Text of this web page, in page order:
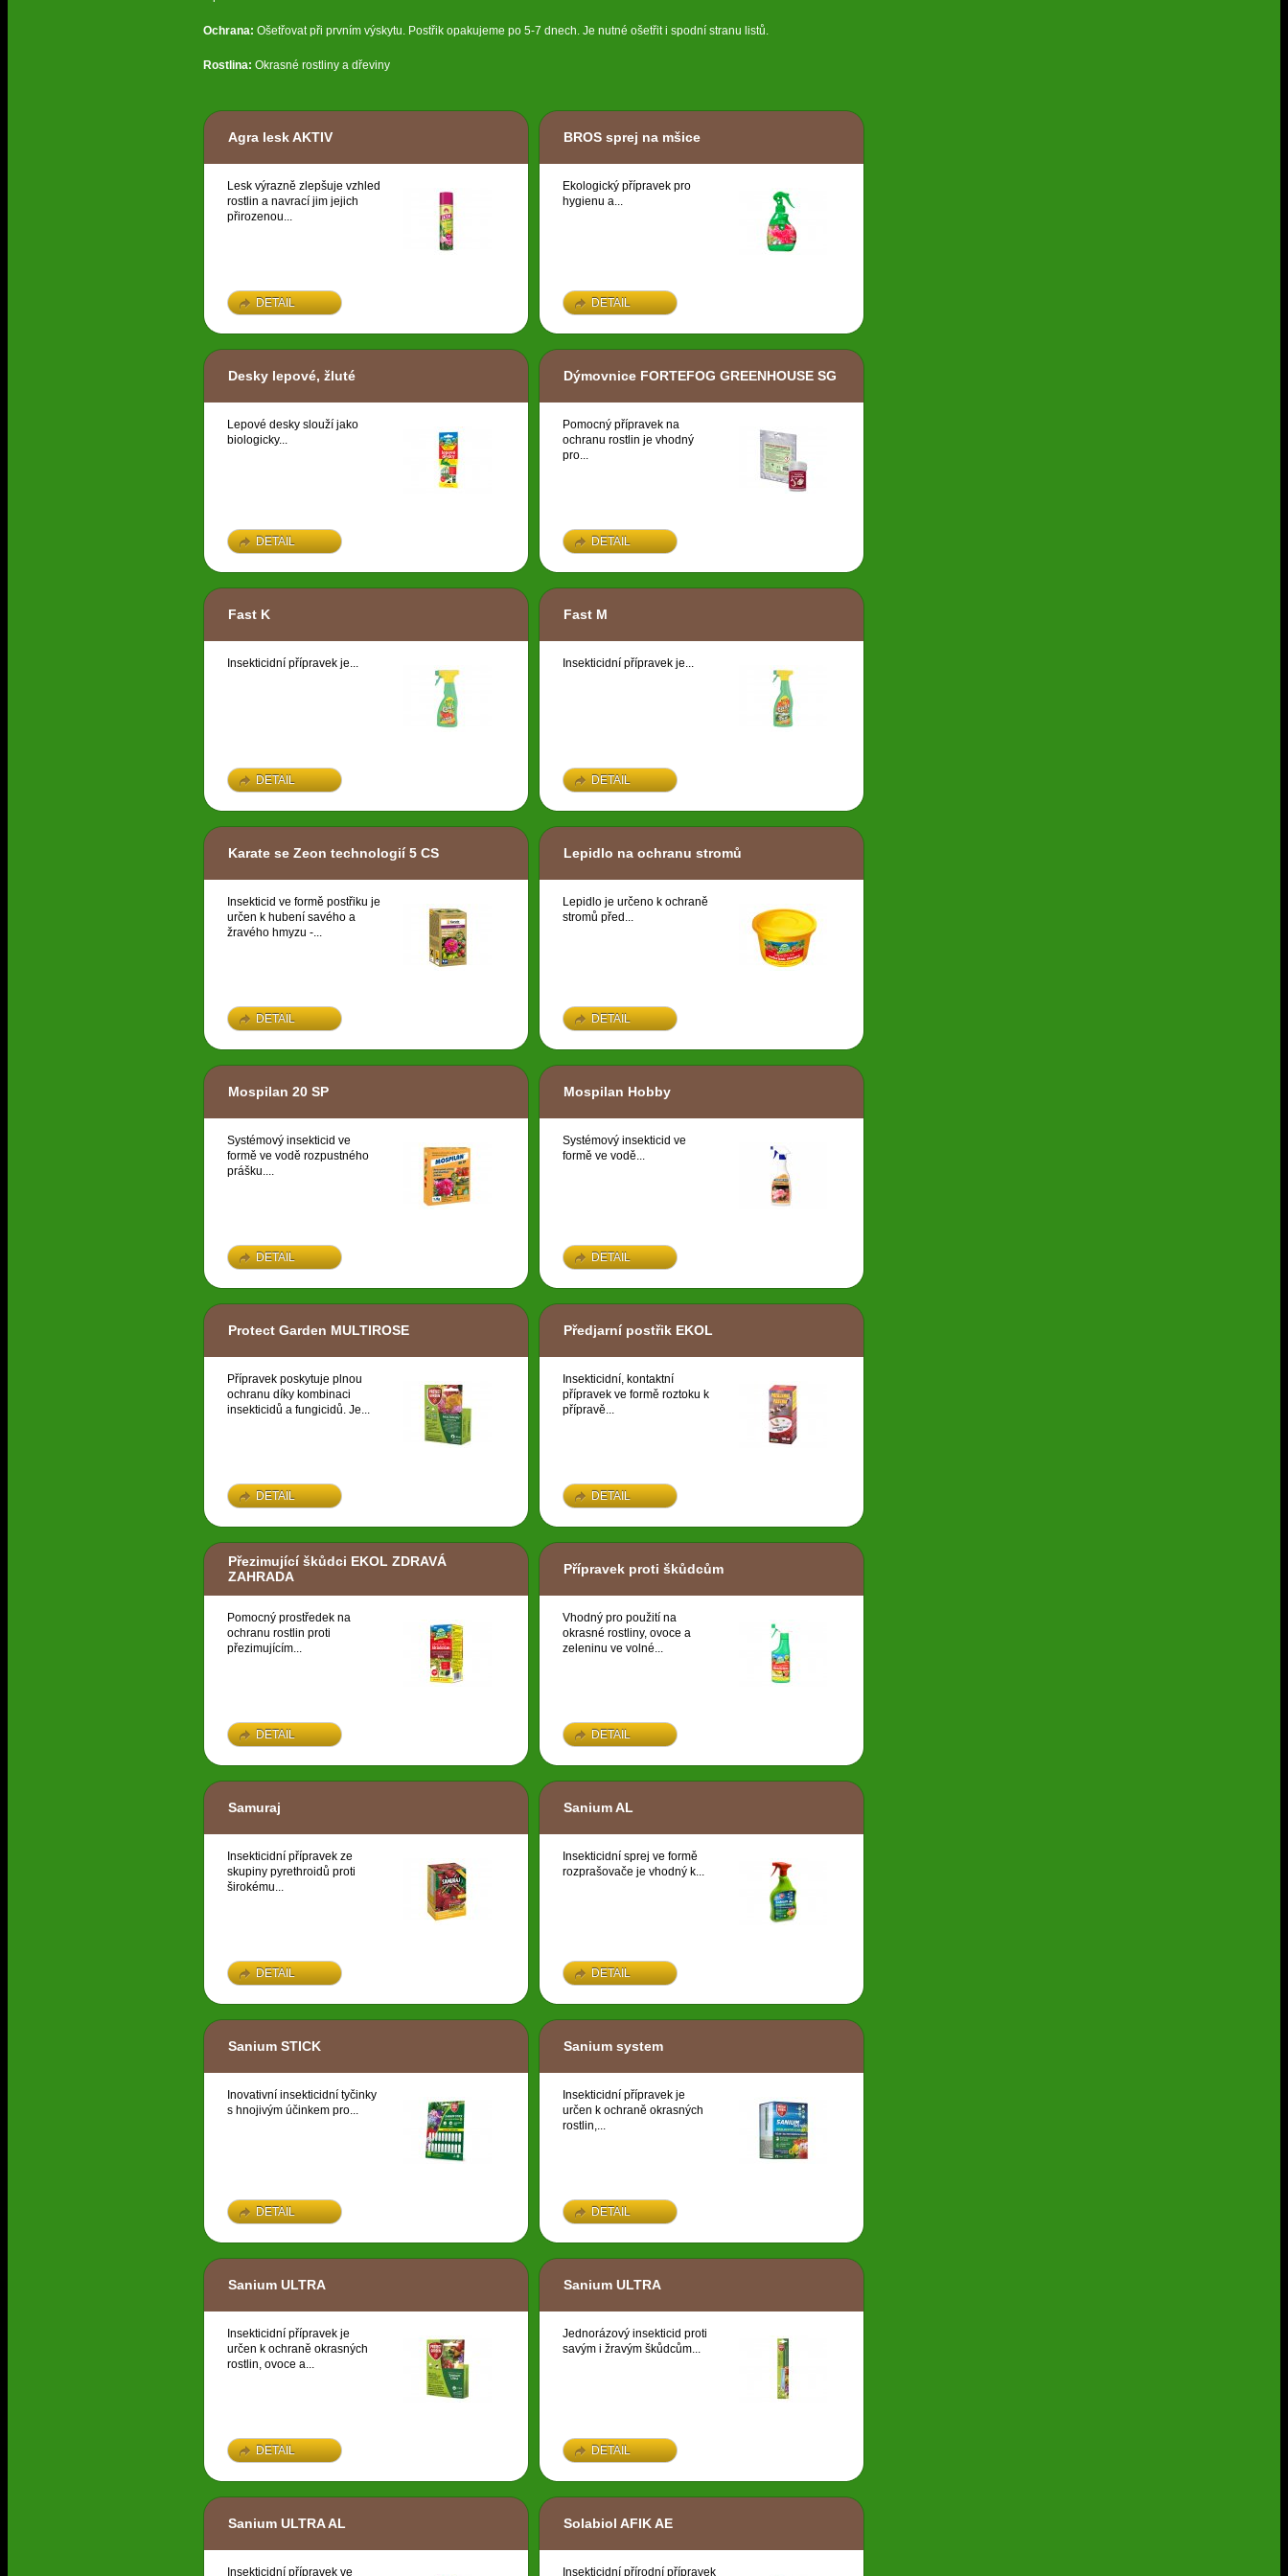
Ochrana: Ošetřovat při prvním výskytu. Postřik opakujeme po 5-7 dnech. Je nutné ošetřit i spodní stranu listů.
Rostlina: Okrasné rostliny a dřeviny
Agra lesk AKTIV
Lesk výrazně zlepšuje vzhled
rostlin a navrací jim jejich
přirozenou...
DETAIL
BROS sprej na mšice
Ekologický přípravek pro
hygienu a...
DETAIL
Desky lepové, žluté
Lepové desky slouží jako
biologicky...
DETAIL
Dýmovnice FORTEFOG GREENHOUSE SG
Pomocný přípravek na
ochranu rostlin je vhodný
pro...
DETAIL
Fast K
Insekticidní přípravek je...
DETAIL
Fast M
Insekticidní přípravek je...
DETAIL
Karate se Zeon technologií 5 CS
Insekticid ve formě postřiku je
určen k hubení savého a
žravého hmyzu -...
DETAIL
Lepidlo na ochranu stromů
Lepidlo je určeno k ochraně
stromů před...
DETAIL
Mospilan 20 SP
Systémový insekticid ve
formě ve vodě rozpustného
prášku....
DETAIL
Mospilan Hobby
Systémový insekticid ve
formě ve vodě...
DETAIL
Protect Garden MULTIROSE
Přípravek poskytuje plnou
ochranu díky kombinaci
insekticidů a fungicidů. Je...
DETAIL
Předjarní postřik EKOL
Insekticidní, kontaktní
přípravek ve formě roztoku k
přípravě...
DETAIL
Přezimující škůdci EKOL ZDRAVÁ
ZAHRADA
Pomocný prostředek na
ochranu rostlin proti
přezimujícím...
DETAIL
Přípravek proti škůdcům
Vhodný pro použití na
okrasné rostliny, ovoce a
zeleninu ve volné...
DETAIL
Samuraj
Insekticidní přípravek ze
skupiny pyrethroidů proti
širokému...
DETAIL
Sanium AL
Insekticidní sprej ve formě
rozprašovače je vhodný k...
DETAIL
Sanium STICK
Inovativní insekticidní tyčinky
s hnojivým účinkem pro...
DETAIL
Sanium system
Insekticidní přípravek je
určen k ochraně okrasných
rostlin,...
DETAIL
Sanium ULTRA
Insekticidní přípravek je
určen k ochraně okrasných
rostlin, ovoce a...
DETAIL
Sanium ULTRA
Jednorázový insekticid proti
savým i žravým škůdcům...
DETAIL
Sanium ULTRA AL
Insekticidní přípravek ve
Solabiol AFIK AE
Insekticidní přírodní přípravek